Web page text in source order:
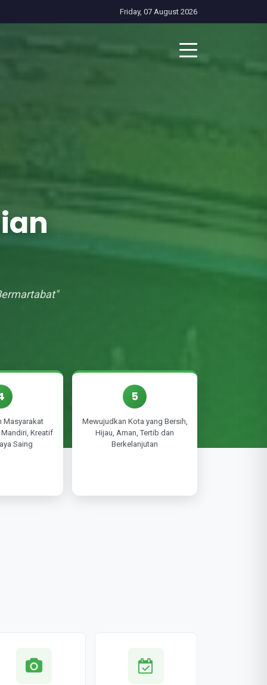
Friday, 07 August 2026
Masyarakat
Kreatif
Saing
5
Mewujudkan Kota yang Bersih,
Hijau, Aman, Tertib dan
Berkelanjutan